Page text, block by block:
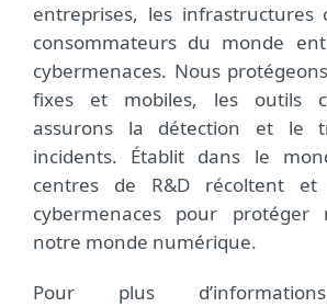
entreprises, les infrastructures
consommateurs du monde
cybermenaces. Nous
fixes et mobiles, les outils
assurons la détection et le
incidents. Établit dans le
centres de R&D récoltent et
cybermenaces pour
notre monde numérique.
Pour plus